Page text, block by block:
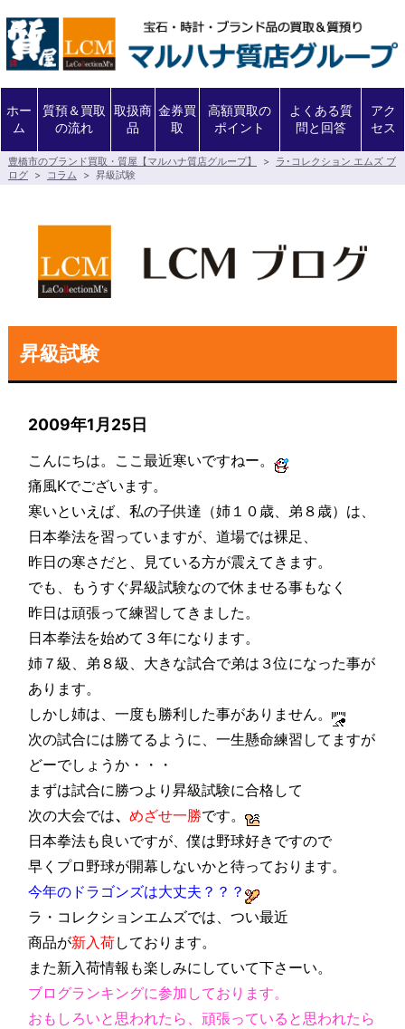
ホー
ム
質預＆買取
の流れ
取扱商
品
金券買
取
高額買取の
ポイント
よくある質
問と回答
アク
セス
豊橋市のブランド買取・質屋【マルハナ質店グループ】 >
ラ･コレクション エムズ ブ
ログ > コラム > 昇級試験
昇級試験
2009年1月25日
こんにちは。ここ最近寒いですねー。
痛風Kでございます。
寒いといえば、私の子供達（姉１０歳、弟８歳）は、
日本拳法を習っていますが、道場では裸足、
昨日の寒さだと、見ている方が震えてきます。
でも、もうすぐ昇級試験なので休ませる事もなく
昨日は頑張って練習してきました。
日本拳法を始めて３年になります。
姉７級、弟８級、大きな試合で弟は３位になった事が
あります。
しかし姉は、一度も勝利した事がありません。
次の試合には勝てるように、一生懸命練習してますが
どーでしょうか・・・
まずは試合に勝つより昇級試験に合格して
次の大会では、めざせ一勝です。
日本拳法も良いですが、僕は野球好きですので
早くプロ野球が開幕しないかと待っております。
今年のドラゴンズは大丈夫？？？
ラ・コレクションエムズでは、つい最近
商品が新入荷しております。
また新入荷情報も楽しみにしていて下さーい。
ブログランキングに参加しております。
おもしろいと思われたら、頑張っていると思われたら